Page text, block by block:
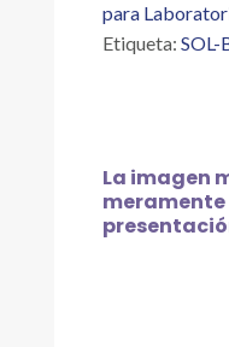
40
(4
para
Etiqueta: SOL-
La imagen